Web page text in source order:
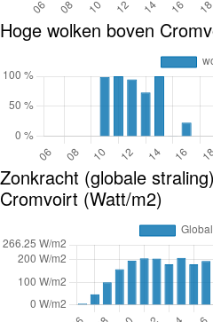
Hoge wolken boven
Zonkracht (globale
Cromvoirt (Watt/m2)